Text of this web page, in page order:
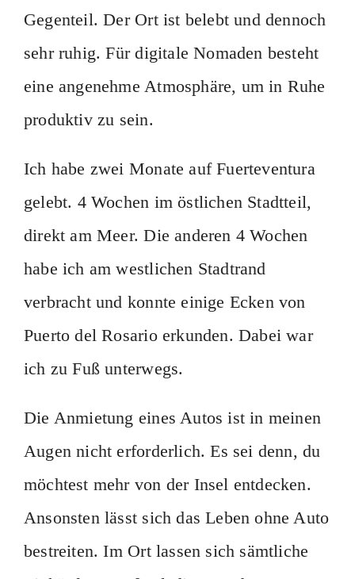
Gegenteil. Der Ort ist belebt und dennoch
sehr ruhig. Für digitale Nomaden besteht
eine angenehme Atmosphäre, um in Ruhe
produktiv zu sein.
Ich habe zwei Monate auf Fuerteventura
gelebt. 4 Wochen im östlichen Stadtteil,
direkt am Meer. Die anderen 4 Wochen
habe ich am westlichen Stadtrand
verbracht und konnte einige Ecken von
Puerto del Rosario erkunden. Dabei war
ich zu Fuß unterwegs.
Die Anmietung eines Autos ist in meinen
Augen nicht erforderlich. Es sei denn, du
möchtest mehr von der Insel entdecken.
Ansonsten lässt sich das Leben ohne Auto
bestreiten. Im Ort lassen sich sämtliche